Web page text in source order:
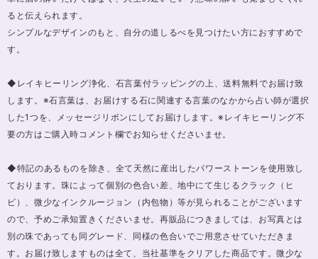
ると伝えられます。
シンプルなデザインのもと、自分の道しるべを見つけたい方におすすめで
す。
◆レイキヒーリング浄化、石言葉付ラッピングの上、送料無料でお届け致
します。※石言葉は、お届けする石に関連する言葉のなかから占い師が選択
した1つを、メッセージリボンにしてお届けします。※レイキヒーリング不
要の方はご購入時コメント欄でお知らせくださいませ。
◆特記のあるものを除き、全て天然に産出したパワーストーンを使用致し
ております。珠によって個別の色合い差、地中にて生じるクラック（ヒ
ビ）、微少なインクルージョン（内包物）等が見られることがございます
ので、予めご承知置きくださいませ。再販品につきましては、お写真とは
別の珠であっても同グレード、同様の色合いでご用意させていただきま
す。お届け致しますものは全て、当社基準をクリアした商品です。微少な